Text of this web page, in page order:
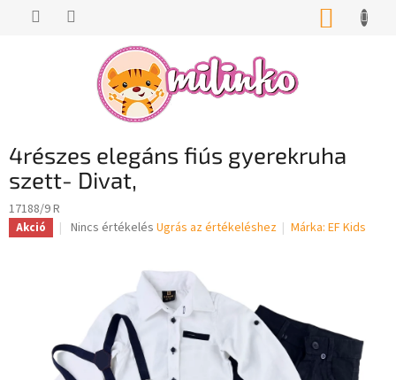
KOSÁR
4részes elegáns fiús gyerekruha
szett- Divat,
17188/9 R
Akció
A
csillag.
Nincs értékelés Ugrás az értékeléshez Márka:EF Kids